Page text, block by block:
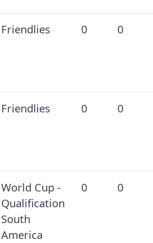
Friendlies 0 0
Friendlies 0 0
World Cup -
Qualification
South
America
0 0